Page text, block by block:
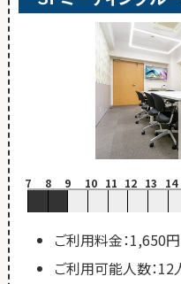
7 8 9 10 11 12 13 14
ご利用料金：1,650円
ご利用可能人数：12